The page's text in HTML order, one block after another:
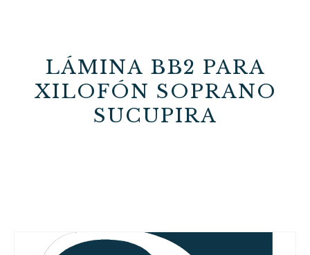
LÁMINA BB2 PARA
XILOFÓN SOPRANO
SUCUPIRA